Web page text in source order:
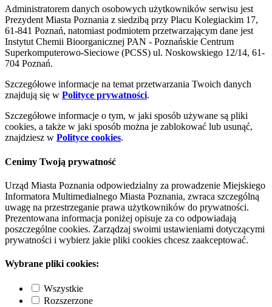
Administratorem danych osobowych użytkowników serwisu jest
Prezydent Miasta Poznania z siedzibą przy Placu Kolegiackim 17,
61-841 Poznań, natomiast podmiotem przetwarzającym dane jest
Instytut Chemii Bioorganicznej PAN - Poznańskie Centrum
Superkomputerowo-Sieciowe (PCSS) ul. Noskowskiego 12/14, 61-
704 Poznań.
Szczegółowe informacje na temat przetwarzania Twoich danych
znajdują się w Polityce prywatności.
Szczegółowe informacje o tym, w jaki sposób używane są pliki
cookies, a także w jaki sposób można je zablokować lub usunąć,
znajdziesz w Polityce cookies.
Cenimy Twoją prywatność
Urząd Miasta Poznania odpowiedzialny za prowadzenie Miejskiego
Informatora Multimedialnego Miasta Poznania, zwraca szczególną
uwagę na przestrzeganie prawa użytkowników do prywatności.
Prezentowana informacja poniżej opisuje za co odpowiadają
poszczególne cookies. Zarządzaj swoimi ustawieniami dotyczącymi
prywatności i wybierz jakie pliki cookies chcesz zaakceptować.
Wybrane pliki cookies:
Wszystkie
Rozszerzone